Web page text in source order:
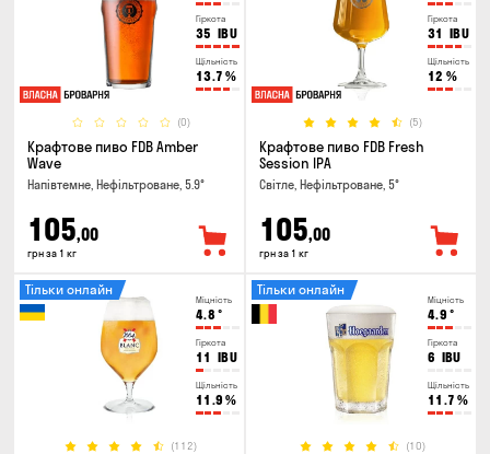
Гіркота
35 IBU
Щільність
13.7 %
(0)
Крафтове пиво FDB Amber
Wave
Напівтемне, Нефільтроване, 5.9°
105,00
грн за 1 кг
Гіркота
31 IBU
Щільність
12 %
(5)
Крафтове пиво FDB Fresh
Session IPA
Світле, Нефільтроване, 5°
105,00
грн за 1 кг
Міцність
4.8 °
Гіркота
11 IBU
Щільність
11.9 %
(112)
Тільки онлайн
Міцність
4.9 °
Гіркота
6 IBU
Щільність
11.7 %
(10)
Тільки онлайн